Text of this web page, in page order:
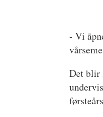
- Vi
Det blir